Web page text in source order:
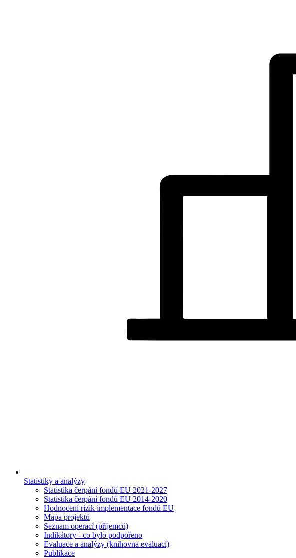
Statistiky a analýzy
Statistika čerpání fondů EU 2021-2027
Statistika čerpání fondů EU 2014-2020
Hodnocení rizik implementace fondů EU
Mapa projektů
Seznam operací (příjemců)
Indikátory - co bylo podpořeno
Evaluace a analýzy (knihovna evaluací)
Publikace